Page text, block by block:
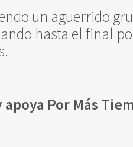
un aguerrido
hasta el final
apoya Por Más